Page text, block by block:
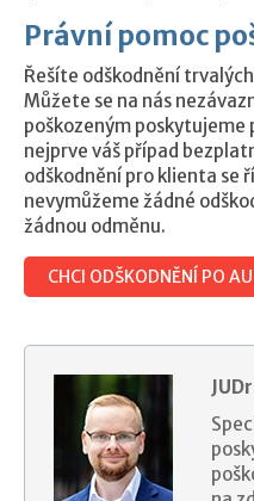
Právní pomoc
Řešíte odškodnění
Můžete se na nás
poškozeným poskytujeme
nejprve váš případ
odškodnění pro klienta se
nevymůžeme žádné
žádnou odměnu.
CHCI ODŠKODNĚNÍ PO